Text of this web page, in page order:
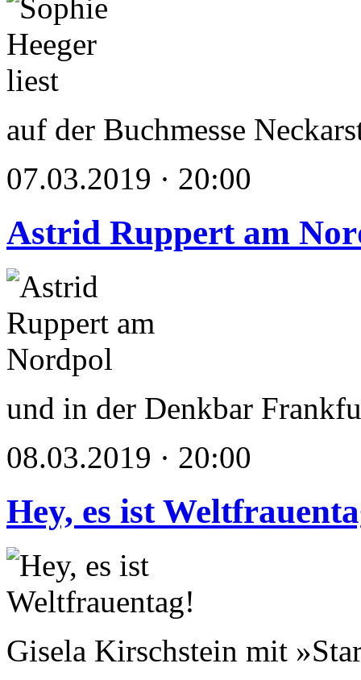
auf der Buchmesse
07.03.2019 · 20:00
Astrid Ruppert am
und in der Denkbar
08.03.2019 · 20:00
Hey, es ist
Gisela Kirschstein mit